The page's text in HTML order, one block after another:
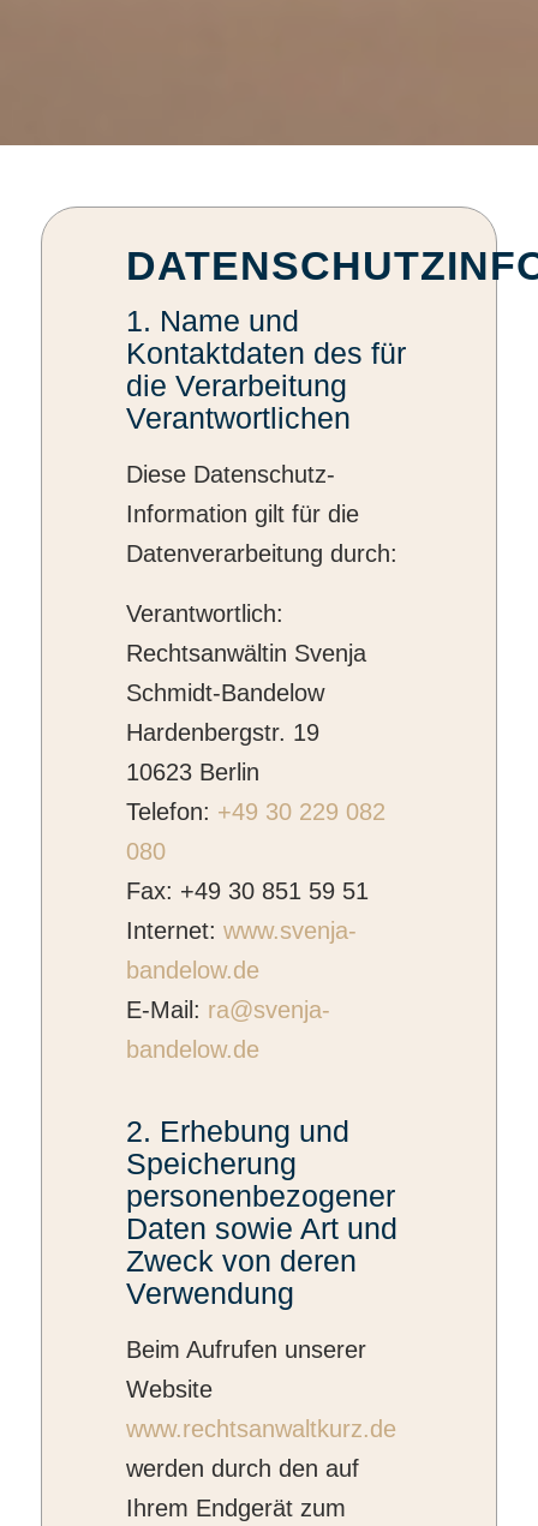
1. Name und
Kontaktdaten des für
die Verarbeitung
Verantwortlichen
Diese Datenschutz-
Information gilt für die
Datenverarbeitung durch:
Verantwortlich:
Rechtsanwältin Svenja
Schmidt-Bandelow
Hardenbergstr. 19
10623 Berlin
Telefon: +49 30 229 082
080
Fax: +49 30 851 59 51
Internet: www.svenja-
bandelow.de
E-Mail: ra@svenja-
bandelow.de
2. Erhebung und
Speicherung
personenbezogener
Daten sowie Art und
Zweck von deren
Verwendung
Beim Aufrufen unserer
Website
www.rechtsanwaltkurz.de
werden durch den auf
Ihrem Endgerät zum